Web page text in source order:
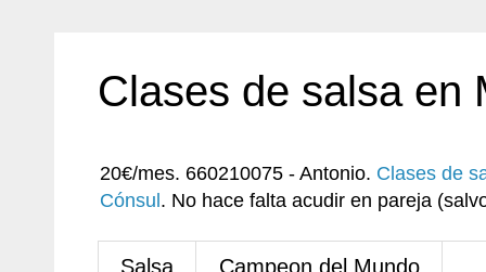
Clases de salsa en
20€/mes. 660210075 - Antonio. Clases de
Cónsul . No hace falta acudir en pareja
Salsa Campeon del Mundo